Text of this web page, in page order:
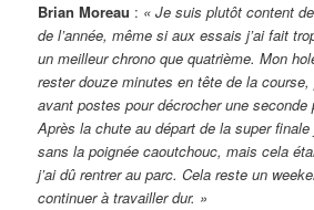
Brian Moreau : « Je suis plutôt content
de l’année, même si aux essais j’ai fait
un meilleur chrono que quatrième. Mon
rester douze minutes en tête de la
avant postes pour décrocher une seconde
Après la chute au départ de la super finale
sans la poignée caoutchouc, mais cela
j’ai dû rentrer au parc. Cela reste un
continuer à travailler dur. »